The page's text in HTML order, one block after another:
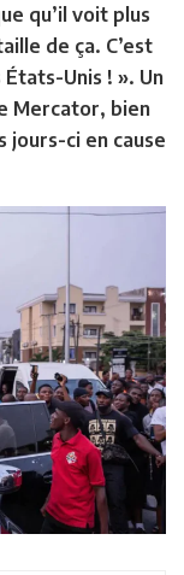
qu’il voit plus
de ça. C’est
Unis ! ». Un
Mercator, bien
jours-ci en cause